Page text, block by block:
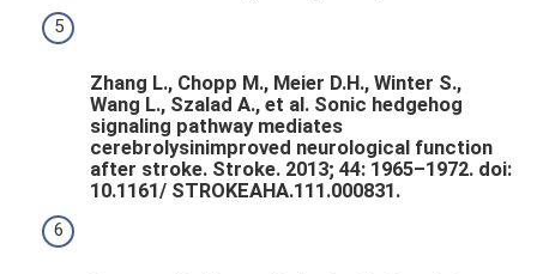
Zhang L., Chopp M., Meier D.H., Winter S.,
Wang L., Szalad A., et al. Sonic hedgehog
signaling pathway mediates
cerebrolysinimproved neurological function
after stroke. Stroke. 2013; 44: 1965–1972. doi:
10.1161/ STROKEAHA.111.000831.